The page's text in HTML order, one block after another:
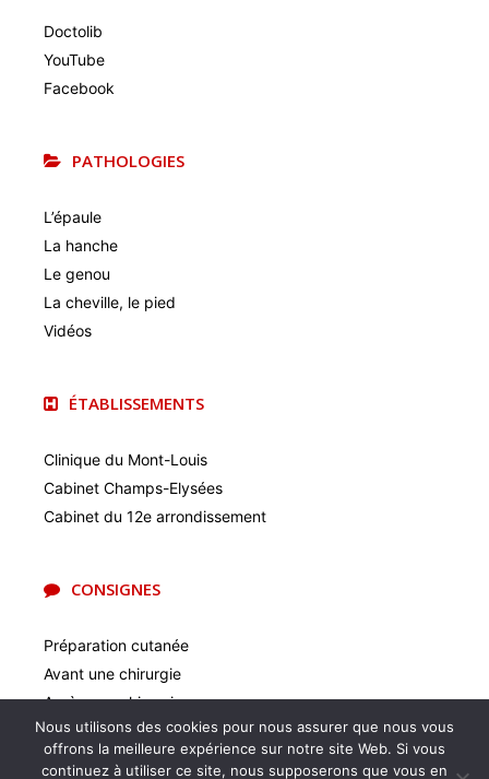
Doctolib
YouTube
Facebook
PATHOLOGIES
L’épaule
La hanche
Le genou
La cheville, le pied
Vidéos
ÉTABLISSEMENTS
Clinique du Mont-Louis
Cabinet Champs-Elysées
Cabinet du 12e arrondissement
CONSIGNES
Préparation cutanée
Avant une chirurgie
Après une chirurgie
Récupération Rapide Après Chirurgie (RRAC)
Nous utilisons des cookies pour nous assurer que nous vous
offrons la meilleure expérience sur notre site Web. Si vous
continuez à utiliser ce site, nous supposerons que vous en